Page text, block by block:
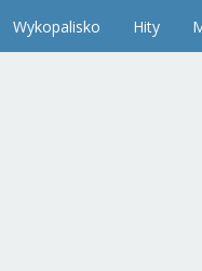
Wykopalisko Hity